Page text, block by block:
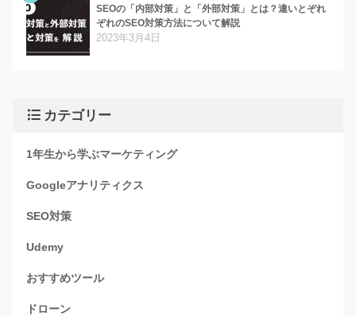
SEOの「内部対策」と「外部対策」とは？違いとぞれ
ぞれのSEO対策方法について解説
2023年3月4日
カテゴリー
1年生から学ぶマーケティング
Googleアナリティクス
SEO対策
Udemy
おすすめツール
ドローン